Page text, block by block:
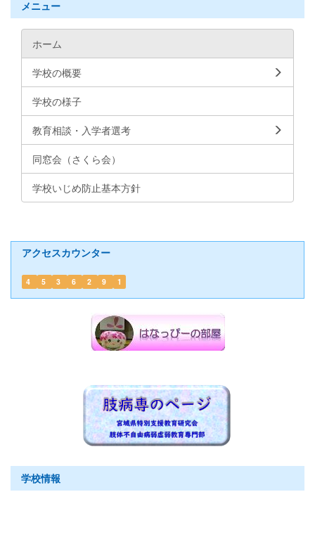
メニュー
ホーム
学校の概要
学校の様子
教育相談・入学者選考
同窓会（さくら会）
学校いじめ防止基本方針
アクセスカウンター
4 5 3 6 2 9 1
学校情報